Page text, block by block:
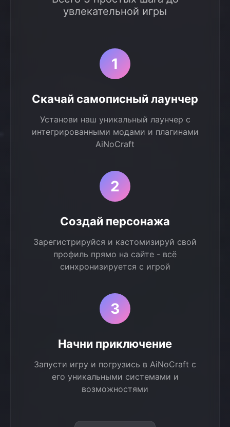
увлекательной игры
1
Скачай самописный лаунчер
Установи наш уникальный лаунчер с
интегрированными модами и плагинами
AiNoCraft
2
Создай персонажа
Зарегистрируйся и кастомизируй свой
профиль прямо на сайте - всё
синхронизируется с игрой
3
Начни приключение
Запусти игру и погрузись в AiNoCraft с
его уникальными системами и
возможностями